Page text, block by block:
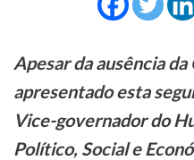
Apesar da ausência
apresentado esta
Vice-governador do
Político, Social e